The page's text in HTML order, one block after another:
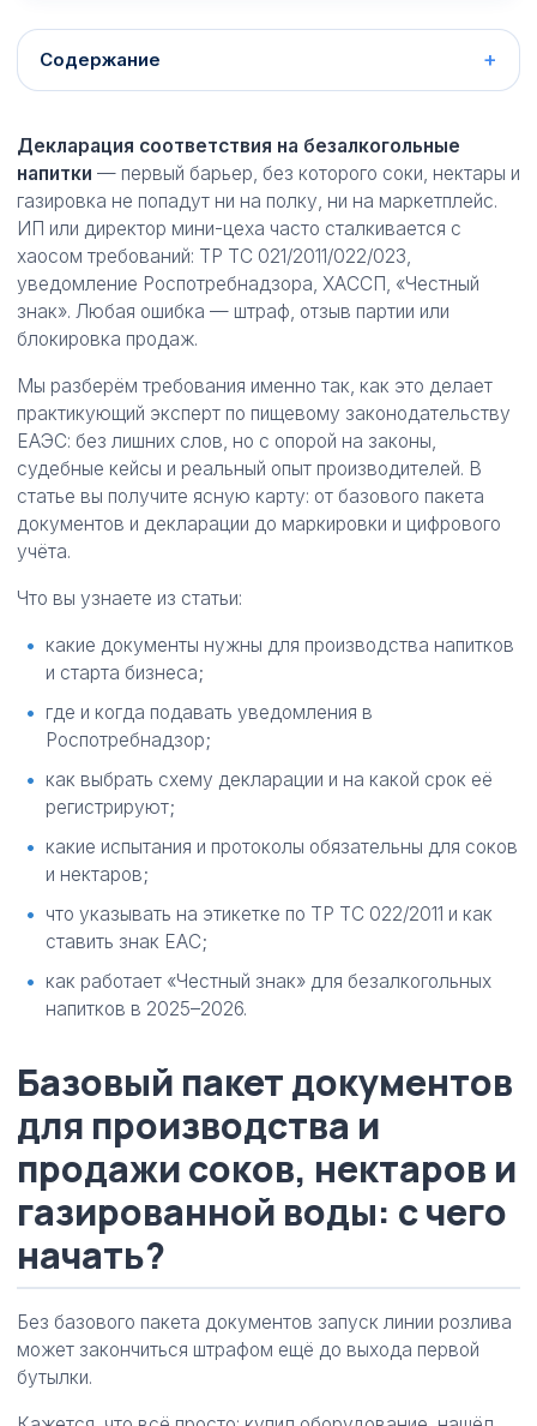
Содержание
Декларация соответствия на безалкогольные
напитки — первый барьер, без которого соки, нектары и
газировка не попадут ни на полку, ни на маркетплейс.
ИП или директор мини-цеха часто сталкивается с
хаосом требований: ТР ТС 021/2011/022/023,
уведомление Роспотребнадзора, ХАССП, «Честный
знак». Любая ошибка — штраф, отзыв партии или
блокировка продаж.
Мы разберём требования именно так, как это делает
практикующий эксперт по пищевому законодательству
ЕАЭС: без лишних слов, но с опорой на законы,
судебные кейсы и реальный опыт производителей. В
статье вы получите ясную карту: от базового пакета
документов и декларации до маркировки и цифрового
учёта.
Что вы узнаете из статьи:
какие документы нужны для производства напитков
и старта бизнеса;
где и когда подавать уведомления в
Роспотребнадзор;
как выбрать схему декларации и на какой срок её
регистрируют;
какие испытания и протоколы обязательны для соков
и нектаров;
что указывать на этикетке по ТР ТС 022/2011 и как
ставить знак ЕАС;
как работает «Честный знак» для безалкогольных
напитков в 2025–2026.
Базовый пакет документов
для производства и
продажи соков, нектаров и
газированной воды: с чего
начать?
Без базового пакета документов запуск линии розлива
может закончиться штрафом ещё до выхода первой
бутылки.